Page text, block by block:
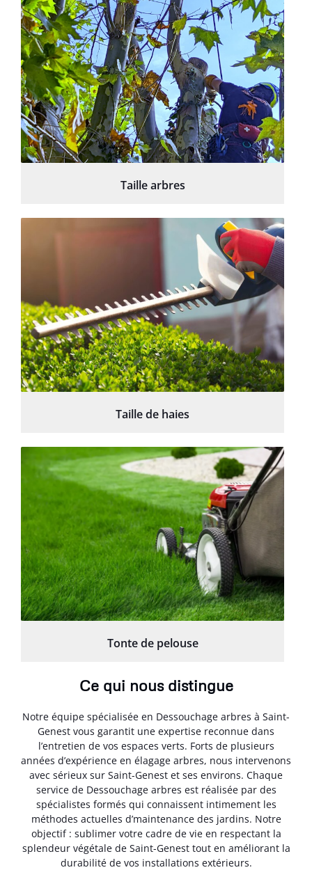
Taille arbres
Taille de haies
Tonte de pelouse
Ce qui nous distingue
Notre équipe spécialisée en Dessouchage arbres à Saint-
Genest vous garantit une expertise reconnue dans
l’entretien de vos espaces verts. Forts de plusieurs
années d’expérience en élagage arbres, nous intervenons
avec sérieux sur Saint-Genest et ses environs. Chaque
service de Dessouchage arbres est réalisée par des
spécialistes formés qui connaissent intimement les
méthodes actuelles d’maintenance des jardins. Notre
objectif : sublimer votre cadre de vie en respectant la
splendeur végétale de Saint-Genest tout en améliorant la
durabilité de vos installations extérieurs.